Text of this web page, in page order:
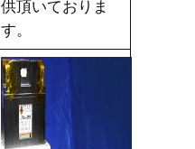
供頂いておりま
す。